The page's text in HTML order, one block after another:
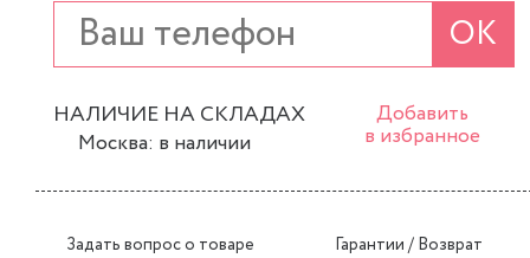
ОК
НАЛИЧИЕ НА СКЛАДАХ
Москва: в наличии
Добавить
в избранное
Задать вопрос о товаре Гарантии / Возврат